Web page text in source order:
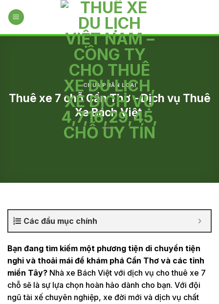
CHƯA PHÂN LOẠI
Thuê xe 7 chỗ Cần Thơ – Dịch vụ Thuê
Xe Bách Việt
Các đầu mục chính
Bạn đang tìm kiếm một phương tiện di chuyển tiện
nghi và thoải mái để khám phá Cần Thơ và các tỉnh
miền Tây? Nhà xe Bách Việt với dịch vụ cho thuê xe 7
chỗ sẽ là sự lựa chọn hoàn hảo dành cho bạn. Với đội
ngũ tài xế chuyên nghiệp, xe đời mới và dịch vụ chất